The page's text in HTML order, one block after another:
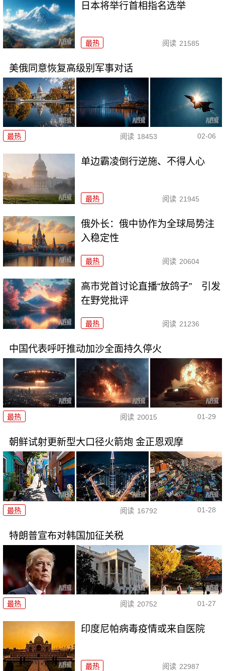
日本将举行首相指名选举
最热 阅读 21585
美俄同意恢复高级别军事对话
最热 阅读 18453 02-06
单边霸凌倒行逆施、不得人心
最热 阅读 21945
俄外长：俄中协作为全球局势注
入稳定性
最热 阅读 20604
高市党首讨论直播“放鸽子” 引发
在野党批评
最热 阅读 21236
中国代表呼吁推动加沙全面持久停火
最热 阅读 20015 01-29
朝鲜试射更新型大口径火箭炮 金正恩观摩
最热 阅读 16792 01-28
特朗普宣布对韩国加征关税
最热 阅读 20752 01-27
印度尼帕病毒疫情或来自医院
最热 阅读 22987